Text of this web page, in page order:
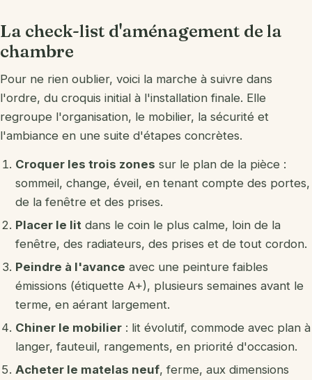
La check-list d'aménagement de la
chambre
Pour ne rien oublier, voici la marche à suivre dans
l'ordre, du croquis initial à l'installation finale. Elle
regroupe l'organisation, le mobilier, la sécurité et
l'ambiance en une suite d'étapes concrètes.
Croquer les trois zones sur le plan de la pièce :
sommeil, change, éveil, en tenant compte des portes,
de la fenêtre et des prises.
Placer le lit dans le coin le plus calme, loin de la
fenêtre, des radiateurs, des prises et de tout cordon.
Peindre à l'avance avec une peinture faibles
émissions (étiquette A+), plusieurs semaines avant le
terme, en aérant largement.
Chiner le mobilier : lit évolutif, commode avec plan à
langer, fauteuil, rangements, en priorité d'occasion.
Acheter le matelas neuf, ferme, aux dimensions